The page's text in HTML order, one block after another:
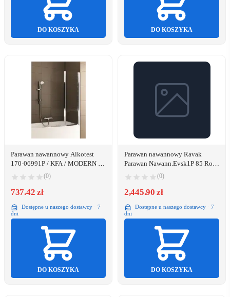
DO KOSZYKA DO KOSZYKA
Parawan nawannowy Alkotest
170-06991P / KFA / MODERN 2 /
PARAWAN 2-ELEMENTOWY
CHROM OPTIC SZKŁO
BEZPIECZNE 810-820MM /
(0)
737.42 zł
Dostępne u naszego dostawcy · 7
dni
DO KOSZYKA
Parawan nawannowy Ravak
Parawan Nawann.Evsk1P 85 Rosa
Biały (DWZ)(0)
2,445.90 zł
Dostępne u naszego dostawcy · 7
dni
DO KOSZYKA